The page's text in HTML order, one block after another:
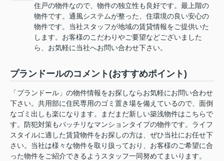
住戸の物件なので、物件の独立性も良好です。最上階の
物件です。通風システムが整った、住環境の良い安心の
物件です。当社スタッフが地域の賃貸情報をご提供いた
します。お客様のこだわりやご要望などございました
ら、お気軽に当社へお問い合わせ下さい。
プランドールのコメント(おすすめポイント)
「プランドール」の物件情報をお探しならお気軽にお問い合わせ
下さい。共用部に住民専用のゴミ置き場を備えているので、面倒
なゴミ出しも楽になります。まだまだ新しい築浅物件はこちらで
す。防犯対策もバッチリなマンションタイプの物件です。ライフ
スタイルに適した賃貸物件をお探しの方は、ぜひ当社にお任せ下
さい。当社は様々な物件を取り扱っており、お客様のご希望に合
った物件をご紹介できるようスタッフ一同努めてまいります。